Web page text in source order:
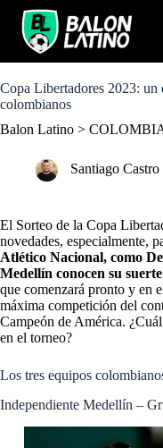
o
c
n
Copa Libertadores 2023: un
colombianos
Balon Latino >
Santiago Castro
El Sorteo de la Copa
novedades, especialmente,
Atlético Nacional, como
Medellín conocen su
que comenzará pronto y en
máxima competición del
Campeón de América.
en el torneo?
Los tres equipos
Independiente Medellín –